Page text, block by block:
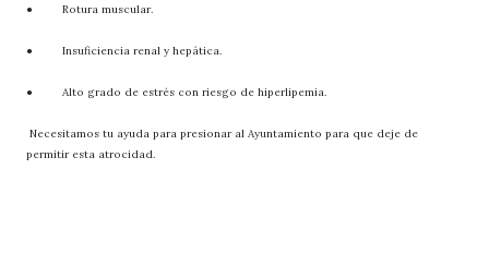
● Rotura muscular.
● Insuficiencia renal y hepática.
● Alto grado de estrés con riesgo de hiperlipemia.
Necesitamos tu ayuda para presionar al Ayuntamiento para que deje de
permitir esta atrocidad.